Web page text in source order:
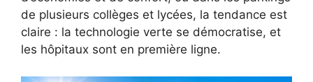
de plusieurs collèges et lycées, la tendance est
claire : la technologie verte se démocratise, et
les hôpitaux sont en première ligne.